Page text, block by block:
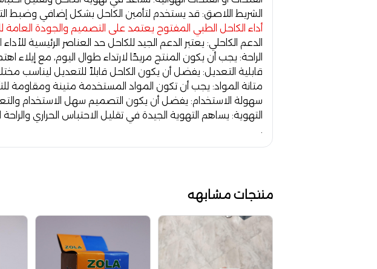
الشريط اللاصق: قد يستخدم لتأمين الكاحل بشكل إضافي وضبط
أداء الكاحل الطبي المفتوح يعتمد على التصميم والجودة العامة
الدعم الكاحلي: يعتبر الدعم الجيد للكاحل حد العناصر الرئيسية
الراحة: يجب أن يكون المنتج مريحًا لارتداء طوال اليوم، مع إيلاء
قابلية التعديل: يفضل أن يكون الكاحل قابلاً للتعديل ليناسب
متانة المواد: يجب أن تكون المواد المستخدمة متينة ومقاومة
سهولة الاستخدام: يفضل أن يكون التصميم سهل الاستخدام
التهوية: يساهم التهوية الجيدة في تقليل الاحتباس الحراري والراحة
منتجات مشابهه